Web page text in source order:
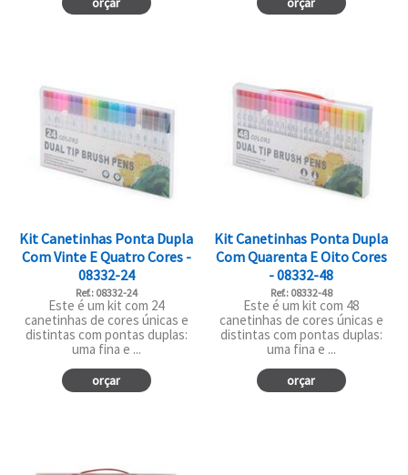
Kit Canetinhas Ponta Dupla
Com Vinte E Quatro Cores -
08332-24
Ref.: 08332-24
Este é um kit com 24
canetinhas de cores únicas e
distintas com pontas duplas:
uma fina e ...
orçar
Kit Canetinhas Ponta Dupla
Com Quarenta E Oito Cores
- 08332-48
Ref.: 08332-48
Este é um kit com 48
canetinhas de cores únicas e
distintas com pontas duplas:
uma fina e ...
orçar